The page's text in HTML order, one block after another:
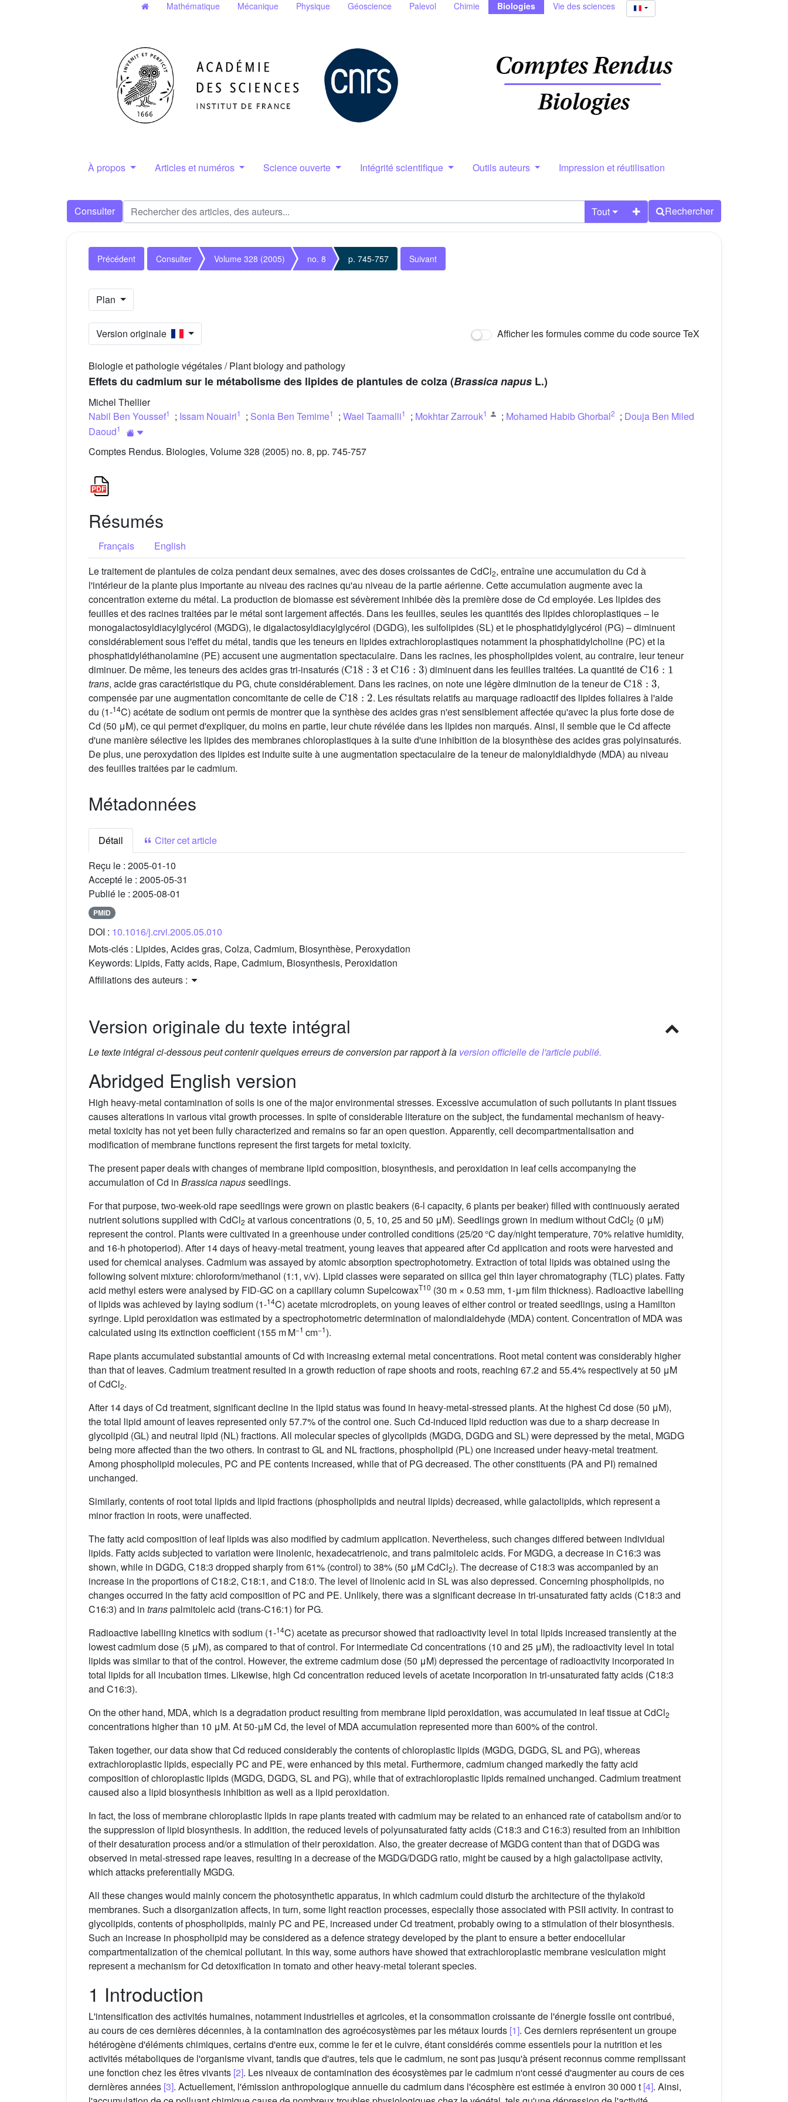
Mathématique Mécanique Physique Géoscience Palevol Chimie Biologies Vie des sciences
À propos Articles et numéros Science ouverte Intégrité scientifique Outils auteurs Impression et réutilisation
Consulter Tout Rechercher
Précédent Consulter Volume 328 (2005) no. 8 p. 745-757 Suivant
Plan
Version originale Afficher les formules comme du code source TeX
Biologie et pathologie végétales / Plant biology and pathology
Effets du cadmium sur le métabolisme des lipides de plantules de colza (Brassica napus L.)
Michel Thellier
Nabil Ben Youssef1 ; Issam Nouairi1 ; Sonia Ben Temime1 ; Wael Taamalli1 ; Mokhtar Zarrouk1 ; Mohamed Habib Ghorbal2 ; Douja Ben Miled
Daoud1
Comptes Rendus. Biologies, Volume 328 (2005) no. 8, pp. 745-757
Résumés
Français
English
Le traitement de plantules de colza pendant deux semaines, avec des doses croissantes de CdCl2, entraîne une accumulation du Cd à
l'intérieur de la plante plus importante au niveau des racines qu'au niveau de la partie aérienne. Cette accumulation augmente avec la
concentration externe du métal. La production de biomasse est sévèrement inhibée dès la première dose de Cd employée. Les lipides des
feuilles et des racines traitées par le métal sont largement affectés. Dans les feuilles, seules les quantités des lipides chloroplastiques – le
monogalactosyldiacylglycérol (MGDG), le digalactosyldiacylglycérol (DGDG), les sulfolipides (SL) et le phosphatidylglycérol (PG) – diminuent
considérablement sous l'effet du métal, tandis que les teneurs en lipides extrachloroplastiques notamment la phosphatidylcholine (PC) et la
phosphatidyléthanolamine (PE) accusent une augmentation spectaculaire. Dans les racines, les phospholipides voient, au contraire, leur teneur
diminuer. De même, les teneurs des acides gras tri-insaturés (
C18:3
et
C 16:3
) diminuent dans les feuilles traitées. La quantité de
C16:1
trans, acide gras caractéristique du PG, chute considérablement. Dans les racines, on note une légère diminution de la teneur de
C18:3
,
compensée par une augmentation concomitante de celle de
C18:2
. Les résultats relatifs au marquage radioactif des lipides foliaires à l'aide
du (1-14C) acétate de sodium ont permis de montrer que la synthèse des acides gras n'est sensiblement affectée qu'avec la plus forte dose de
Cd (50 μM), ce qui permet d'expliquer, du moins en partie, leur chute révélée dans les lipides non marqués. Ainsi, il semble que le Cd affecte
d'une manière sélective les lipides des membranes chloroplastiques à la suite d'une inhibition de la biosynthèse des acides gras polyinsaturés.
De plus, une peroxydation des lipides est induite suite à une augmentation spectaculaire de la teneur de malonyldialdhyde (MDA) au niveau
des feuilles traitées par le cadmium.
Métadonnées
Détail
Citer cet article
Reçu le : 2005-01-10
Accepté le : 2005-05-31
Publié le : 2005-08-01
PMID
DOI : 10.1016/j.crvi.2005.05.010
Mots-clés : Lipides, Acides gras, Colza, Cadmium, Biosynthèse, Peroxydation
Keywords: Lipids, Fatty acids, Rape, Cadmium, Biosynthesis, Peroxidation
Affiliations des auteurs :
Version originale du texte intégral
Le texte intégral ci-dessous peut contenir quelques erreurs de conversion par rapport à la version officielle de l'article publié.
Abridged English version
High heavy-metal contamination of soils is one of the major environmental stresses. Excessive accumulation of such pollutants in plant tissues
causes alterations in various vital growth processes. In spite of considerable literature on the subject, the fundamental mechanism of heavy-
metal toxicity has not yet been fully characterized and remains so far an open question. Apparently, cell decompartmentalisation and
modification of membrane functions represent the first targets for metal toxicity.
The present paper deals with changes of membrane lipid composition, biosynthesis, and peroxidation in leaf cells accompanying the
accumulation of Cd in Brassica napusseedlings.
For that purpose, two-week-old rape seedlings were grown on plastic beakers (6-l capacity, 6 plants per beaker) filled with continuously aerated
nutrient solutions supplied with CdCl2 at various concentrations (0, 5, 10, 25 and 50 μM). Seedlings grown in medium without CdCl2 (0 μM)
represent the control. Plants were cultivated in a greenhouse under controlled conditions (25/20 °C day/night temperature, 70% relative humidity,
and 16-h photoperiod). After 14 days of heavy-metal treatment, young leaves that appeared after Cd application and roots were harvested and
used for chemical analyses. Cadmium was assayed by atomic absorption spectrophotometry. Extraction of total lipids was obtained using the
following solvent mixture: chloroform/methanol (1:1, v/v). Lipid classes were separated on silica gel thin layer chromatography (TLC) plates. Fatty
acid methyl esters were analysed by FID-GC on a capillary column SupelcowaxT10 (30 m × 0.53 mm, 1-μm film thickness). Radioactive labelling
of lipids was achieved by laying sodium (1-14C) acetate microdroplets, on young leaves of either control or treated seedlings, using a Hamilton
syringe. Lipid peroxidation was estimated by a spectrophotometric determination of malondialdehyde (MDA) content. Concentration of MDA was
calculated using its extinction coefficient (155 m M−1 cm−1).
Rape plants accumulated substantial amounts of Cd with increasing external metal concentrations. Root metal content was considerably higher
than that of leaves. Cadmium treatment resulted in a growth reduction of rape shoots and roots, reaching 67.2 and 55.4% respectively at 50 μM
of CdCl2.
After 14 days of Cd treatment, significant decline in the lipid status was found in heavy-metal-stressed plants. At the highest Cd dose (50 μM),
the total lipid amount of leaves represented only 57.7% of the control one. Such Cd-induced lipid reduction was due to a sharp decrease in
glycolipid (GL) and neutral lipid (NL) fractions. All molecular species of glycolipids (MGDG, DGDG and SL) were depressed by the metal, MGDG
being more affected than the two others. In contrast to GL and NL fractions, phospholipid (PL) one increased under heavy-metal treatment.
Among phospholipid molecules, PC and PE contents increased, while that of PG decreased. The other constituents (PA and PI) remained
unchanged.
Similarly, contents of root total lipids and lipid fractions (phospholipids and neutral lipids) decreased, while galactolipids, which represent a
minor fraction in roots, were unaffected.
The fatty acid composition of leaf lipids was also modified by cadmium application. Nevertheless, such changes differed between individual
lipids. Fatty acids subjected to variation were linolenic, hexadecatrienoic, and trans palmitoleic acids. For MGDG, a decrease in C16:3 was
shown, while in DGDG, C18:3 dropped sharply from 61% (control) to 38% (50 μM CdCl2). The decrease of C18:3 was accompanied by an
increase in the proportions of C18:2, C18:1, and C18:0. The level of linolenic acid in SL was also depressed. Concerning phospholipids, no
changes occurred in the fatty acid composition of PC and PE. Unlikely, there was a significant decrease in tri-unsaturated fatty acids (C18:3 and
C16:3) and in transpalmitoleic acid (trans-C16:1) for PG.
Radioactive labelling kinetics with sodium (1-14C) acetate as precursor showed that radioactivity level in total lipids increased transiently at the
lowest cadmium dose (5 μM), as compared to that of control. For intermediate Cd concentrations (10 and 25 μM), the radioactivity level in total
lipids was similar to that of the control. However, the extreme cadmium dose (50 μM) depressed the percentage of radioactivity incorporated in
total lipids for all incubation times. Likewise, high Cd concentration reduced levels of acetate incorporation in tri-unsaturated fatty acids (C18:3
and C16:3).
On the other hand, MDA, which is a degradation product resulting from membrane lipid peroxidation, was accumulated in leaf tissue at CdCl2
concentrations higher than 10 μM. At 50-μM Cd, the level of MDA accumulation represented more than 600% of the control.
Taken together, our data show that Cd reduced considerably the contents of chloroplastic lipids (MGDG, DGDG, SL and PG), whereas
extrachloroplastic lipids, especially PC and PE, were enhanced by this metal. Furthermore, cadmium changed markedly the fatty acid
composition of chloroplastic lipids (MGDG, DGDG, SL and PG), while that of extrachloroplastic lipids remained unchanged. Cadmium treatment
caused also a lipid biosynthesis inhibition as well as a lipid peroxidation.
In fact, the loss of membrane chloroplastic lipids in rape plants treated with cadmium may be related to an enhanced rate of catabolism and/or to
the suppression of lipid biosynthesis. In addition, the reduced levels of polyunsaturated fatty acids (C18:3 and C16:3) resulted from an inhibition
of their desaturation process and/or a stimulation of their peroxidation. Also, the greater decrease of MGDG content than that of DGDG was
observed in metal-stressed rape leaves, resulting in a decrease of the MGDG/DGDG ratio, might be caused by a high galactolipase activity,
which attacks preferentially MGDG.
All these changes would mainly concern the photosynthetic apparatus, in which cadmium could disturb the architecture of the thylakoïd
membranes. Such a disorganization affects, in turn, some light reaction processes, especially those associated with PSII activity. In contrast to
glycolipids, contents of phospholipids, mainly PC and PE, increased under Cd treatment, probably owing to a stimulation of their biosynthesis.
Such an increase in phospholipid may be considered as a defence strategy developed by the plant to ensure a better endocellular
compartmentalization of the chemical pollutant. In this way, some authors have showed that extrachloroplastic membrane vesiculation might
represent a mechanism for Cd detoxification in tomato and other heavy-metal tolerant species.
1 Introduction
L'intensification des activités humaines, notamment industrielles et agricoles, et la consommation croissante de l'énergie fossile ont contribué,
au cours de ces dernières décennies, à la contamination des agroécosystèmes par les métaux lourds [1]. Ces derniers représentent un groupe
hétérogène d'éléments chimiques, certains d'entre eux, comme le fer et le cuivre, étant considérés comme essentiels pour la nutrition et les
activités métaboliques de l'organisme vivant, tandis que d'autres, tels que le cadmium, ne sont pas jusqu'à présent reconnus comme remplissant
une fonction chez les êtres vivants [2]. Les niveaux de contamination des écosystèmes par le cadmium n'ont cessé d'augmenter au cours de ces
dernières années [3]. Actuellement, l'émission anthropologique annuelle du cadmium dans l'écosphère est estimée à environ 30 000 t [4]. Ainsi,